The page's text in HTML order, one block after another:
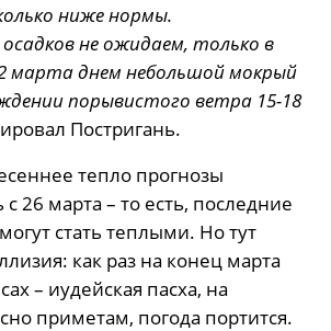
ниже нормы.
не ожидаем, только в
марта днем ​​небольшой мокрый
порывистого ветра 15-18
Постригань.
тепло прогнозы
26 марта – то есть, последние
стать теплыми. Но тут
как раз на конец марта
– иудейская пасха, на
приметам, погода портится.